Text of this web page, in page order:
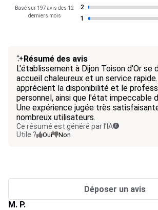
Basé sur 197 avis des 12
derniers mois
2
1
Résumé des avis
L'établissement à Dijon Toison d'Or se
accueil chaleureux et un service
apprécient la disponibilité et le
personnel, ainsi que l'état impeccable
Une expérience jugée très
nombreux utilisateurs.
Ce résumé est généré par l’IA
Utile ?
Oui Non
Déposer un avis
M. P.